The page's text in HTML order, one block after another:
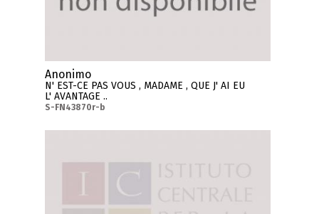
Anonimo
N' EST-CE PAS VOUS , MADAME , QUE J' AI EU
L' AVANTAGE ..
S-FN43870r-b